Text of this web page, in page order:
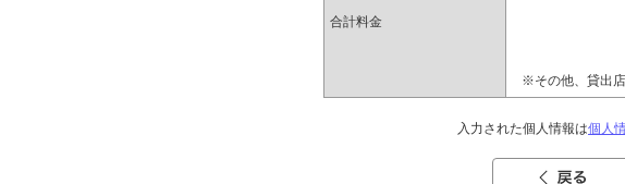
合計料金
※その他、貸出
入力された個人情報は個人